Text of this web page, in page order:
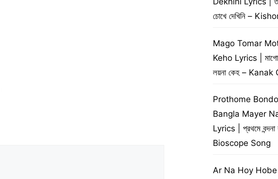
চোখে দেখিনি –
Mago Tomar
Keho Lyrics | মাগো
লয়না কেহ – Kanak
Prothome
Bangla Mayer
Lyrics | প্রথমে বন্দনা
Bioscope Song
Ar Na Hoy